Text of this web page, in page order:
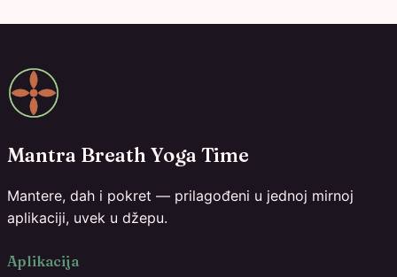
Mantra Breath Yoga Time
Mantere, dah i pokret — prilagođeni u jednoj mirnoj
aplikaciji, uvek u džepu.
Aplikacija